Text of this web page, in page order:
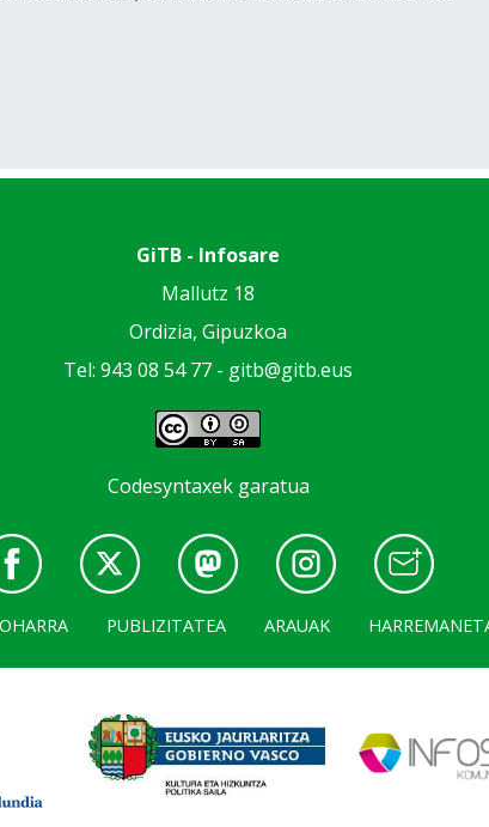
GiTB - Infosare
Mallutz 18
Ordizia, Gipuzkoa
Tel: 943 08 54 77 - gitb@gitb.eus
Codesyntaxek garatua
PUBLIZITATEA ARAUAK